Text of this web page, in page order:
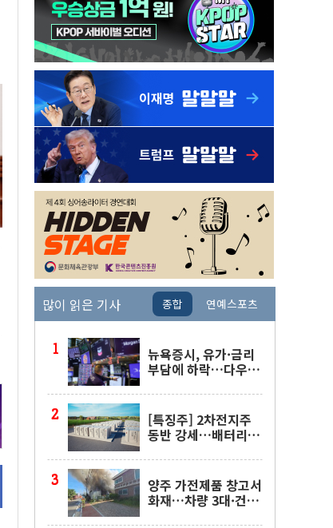
많이 읽은 기사 종합 연예스포츠
뉴욕증시, 유가·금리
부담에 하락…다우 5
[특징주] 2차전지주
동반 강세…배터리3
양주 가전제품 창고서
화재…차량 3대·건물